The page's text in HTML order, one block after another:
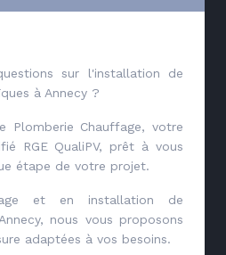
sur l'installation de
à Annecy ?
Plomberie Chauffage, votre
RGE QualiPV, prêt à vous
étape de votre projet.
et en installation de
nous vous proposons
adaptées à vos besoins.